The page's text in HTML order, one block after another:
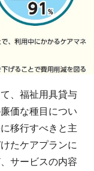
、福祉用具貸与
価な種目につい
移行すべきと主
たケアプランに
サービスの内容